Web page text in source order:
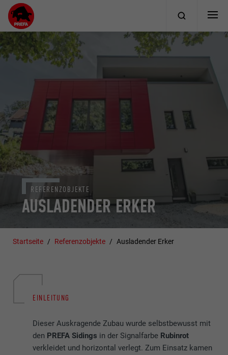
AUSLADENDER ERKER
REFERENZOBJEKTE
Startseite Referenzobjekte Ausladender Erker
EINLEITUNG
Dieser Auskragende Zubau wurde selbstbewusst mit
den PREFA Sidings in der Signalfarbe Rubinrot
verkleidet und horizontal verlegt. Zum Einsatz kamen